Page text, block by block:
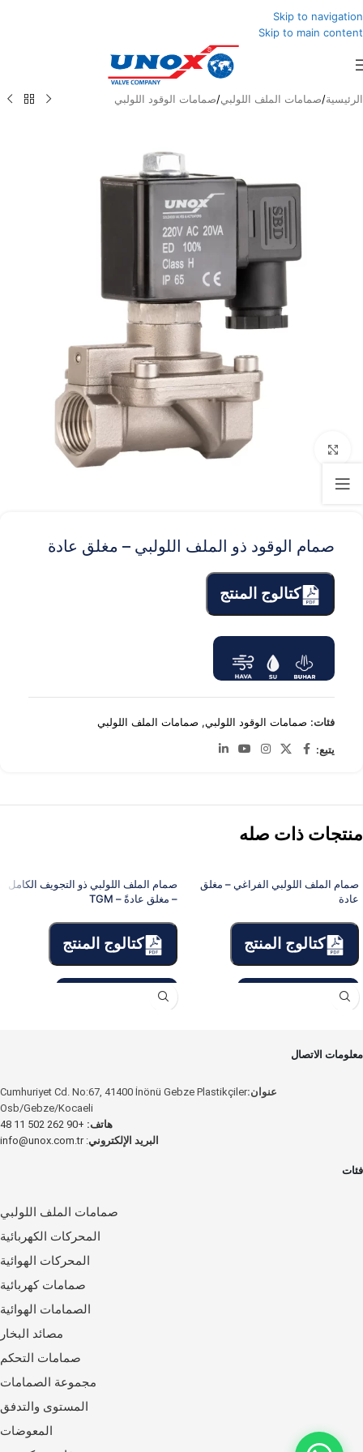
Skip to navigation
Skip to main content
الرئيسية/صمامات الملف اللولبي/صمامات الوقود اللولبي
Click to enlarge
صمام الوقود ذو الملف اللولبي – مغلق عادة
كتالوج المنتج
فئات: صمامات الوقود اللولبي, صمامات الملف اللولبي
يتبع:
منتجات ذات صله
صمام الملف اللولبي الفراغي – مغلق
عادة
كتالوج المنتج
صمام الملف اللولبي ذو التجويف الكامل
– مغلق عادةً – TGM
كتالوج المنتج
معلومات الاتصال
عنوان:Cumhuriyet Cd. No:67, 41400 İnönü Gebze Plastikçiler
Osb/Gebze/Kocaeli
هاتف: +90 262 502 11 48
البريد الإلكتروني:
info@unox.com.tr
فئات
صمامات الملف اللولبي
المحركات الكهربائية
المحركات الهوائية
صمامات كهربائية
الصمامات الهوائية
مصائد البخار
صمامات التحكم
مجموعة الصمامات
المستوى والتدفق
المعوضات